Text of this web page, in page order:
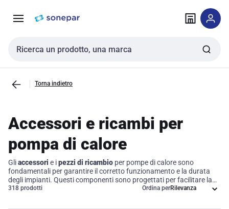
navigazione alla
Cerca input
Torna indietro
Accessori e ricambi per
pompa di calore
Gliaccessori e ipezzi di ricambio per pompe di calore sono
fondamentali per garantire il corretto funzionamento e la durata
degli impianti. Questi componenti sono progettati per facilitare la
manutenzione e le riparazioni, offrendo soluzioni pratiche e
318 prodotti Ordina per